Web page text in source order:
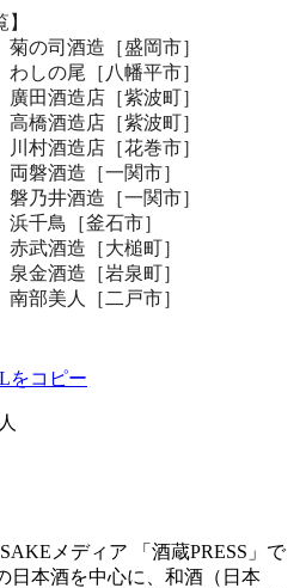
】
司酒造［盛岡市］
の尾［八幡平市］
田酒造店［紫波町］
橋酒造店［紫波町］
村酒造店［花巻市］
酒造［一関市］
乃井酒造［一関市］
千鳥［釜石市］
武酒造［大槌町］
金酒造［岩泉町］
人［二戸市］
をコピー
メディア 「酒蔵PRESS」で
日本酒を中心に、和酒（日本